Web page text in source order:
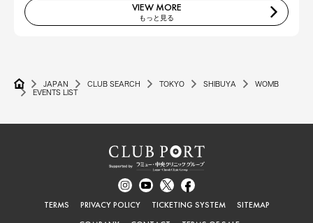
VIEW MORE
もっと見る
JAPAN CLUB SEARCH TOKYO SHIBUYA
WOMB
EVENTS LIST
TERMS PRIVACY POLICY TICKETING SYSTEM
SITEMAP